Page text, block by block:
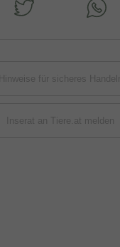
Hinweise für sicheres Handeln
Inserat an Tiere.at melden